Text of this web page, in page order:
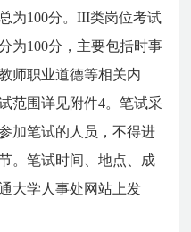
为100分。III类岗位考试
为100分，主要包括时事
师职业道德等相关内
范围详见附件4。笔试采
加笔试的人员，不得进
。笔试时间、地点、成
大学人事处网站上发